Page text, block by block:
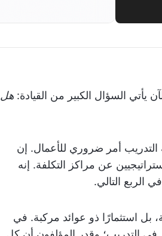
السؤال الكبير من القيادة: هل
التدريب أمر ضروري للأعمال. إن
عن مراكز التكلفة. إنه
الربع التالي.
بل استثمارًا ذو عوائد مركبة. في